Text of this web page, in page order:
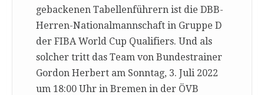
gebackenen Tabellenführern ist die DBB-
Herren-Nationalmannschaft in Gruppe D
der FIBA World Cup Qualifiers. Und als
solcher tritt das Team von Bundestrainer
Gordon Herbert am Sonntag, 3. Juli 2022
um 18:00 Uhr in Bremen in der ÖVB